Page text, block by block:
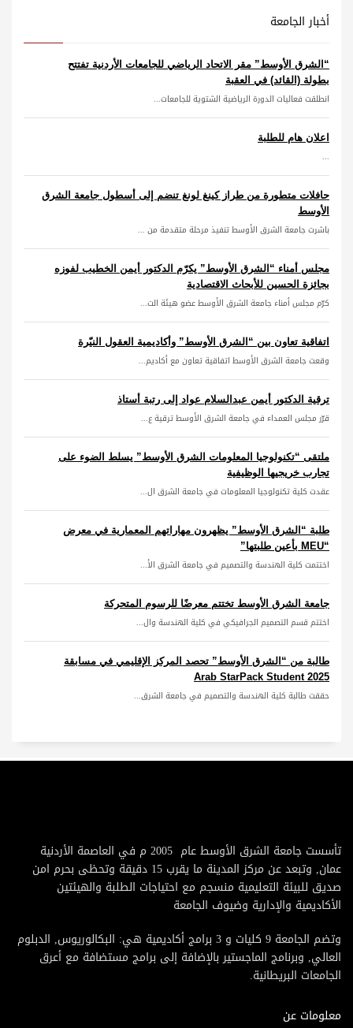
أخبار الجامعة
“الشرق الأوسط” مقر الاتحاد الرياضي للجامعات الأردنية تفتتح
بطولة (القائد) في العقبة
انطلقت فعاليات الدورة الرياضية الشتوية للجامعات...
اعلان هام للطلبة
...
حافلات متطورة من طراز كينغ لونغ تنضم إلى أسطول جامعة الشرق
الأوسط
باشرت جامعة الشرق الأوسط تنفيذ مرحلة متقدمة من ...
مجلس أمناء “الشرق الأوسط” يكرّم الدكتور أيمن الخطيب لفوزه
بجائزة الحسين للأبحاث الاقتصادية
كرّم مجلس أمناء جامعة الشرق الأوسط عضو هيئة الت...
اتفاقية تعاون بين “الشرق الأوسط” وأكاديمية العقول النيّرة
وقعت جامعة الشرق الأوسط اتفاقية تعاون مع أكاديم...
ترقية الدكتور أيمن عبدالسلام عواد إلى رتبة أستاذ
قرّر مجلس العمداء في جامعة الشرق الأوسط ترقية ع...
ملتقى “تكنولوجيا المعلومات الشرق الأوسط” يسلط الضوء على
تجارب خريجيها الوظيفية
عقدت كلية تكنولوجيا المعلومات في جامعة الشرق ال...
طلبة “الشرق الأوسط” يظهرون مهاراتهم المعمارية في معرض
“MEU بأعين طلبتها”
اختتمت كلية الهندسة والتصميم في جامعة الشرق الأ...
جامعة الشرق الأوسط تختتم معرضًا للرسوم المتحركة
اختتم قسم التصميم الجرافيكي في كلية الهندسة وال...
طالبة من “الشرق الأوسط” تحصد المركز الإقليمي في مسابقة
Arab StarPack Student 2025
حققت طالبة كلية الهندسة والتصميم في جامعة الشرق...
تأسست جامعة الشرق الأوسط عام 2005 م في العاصمة الأردنية
عمان, وتبعد عن مركز المدينة ما يقرب 15 دقيقة وتحظى بحرم امن
صديق للبيئة التعليمية منسجم مع احتياجات الطلبة والهيئتين
الأكاديمية والإدارية وضيوف الجامعة
وتضم الجامعة 9 كليات و 3 برامج أكاديمية هي: البكالوريوس, الدبلوم
العالي, وبرنامج الماجستير بالإضافة إلى برامج مستضافة مع أعرق
الجامعات البريطانية.
معلومات عن